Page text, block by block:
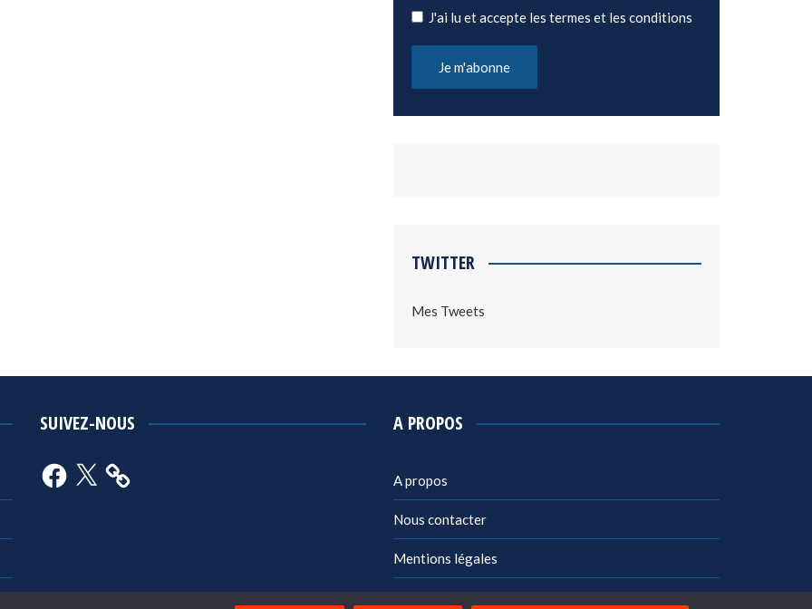
J'ai lu et accepte les termes et les conditions
TWITTER
Mes Tweets
SUIVEZ-NOUS
Facebook
X
A PROPOS
A propos
Nous contacter
Mentions légales
Politique de confidentialité